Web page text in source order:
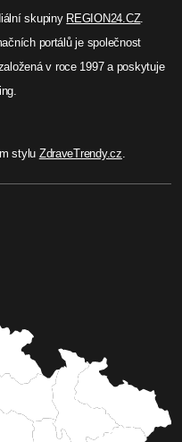
skupiny REGION24.CZ.
portálů je společnost
v roce 1997 a poskytuje
stylu ZdraveTrendy.cz.